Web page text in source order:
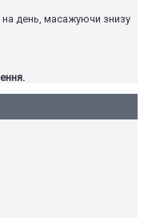
на день, масажуючи знизу